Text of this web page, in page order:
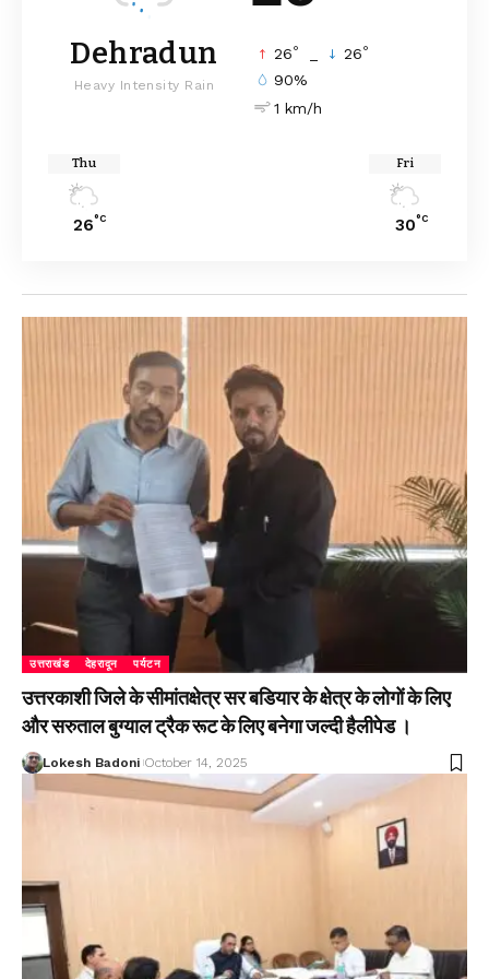
Dehradun
Heavy Intensity Rain
26° 26°
90%
1 km/h
Thu
26°C
Fri
30°C
उत्तराखंड देहरादून पर्यटन
उत्तरकाशी जिले के सीमांतक्षेत्र सर बडियार के क्षेत्र के लोगों के लिए
और सरुताल बुग्याल ट्रैक रूट के लिए बनेगा जल्दी हैलीपेड ।
Lokesh Badoni October 14, 2025